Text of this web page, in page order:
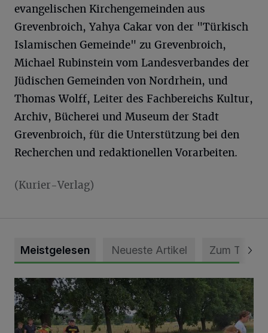
evangelischen Kirchengemeinden aus
Grevenbroich, Yahya Cakar von der "Türkisch
Islamischen Gemeinde" zu Grevenbroich,
Michael Rubinstein vom Landesverbandes der
Jüdischen Gemeinden von Nordrhein, und
Thomas Wolff, Leiter des Fachbereichs Kultur,
Archiv, Bücherei und Museum der Stadt
Grevenbroich, für die Unterstützung bei den
Recherchen und redaktionellen Vorarbeiten.
(Kurier-Verlag)
Meistgelesen Neueste Artikel Zum Thema
Pünktlich zum Schützenfest den Weg zum Festzelt